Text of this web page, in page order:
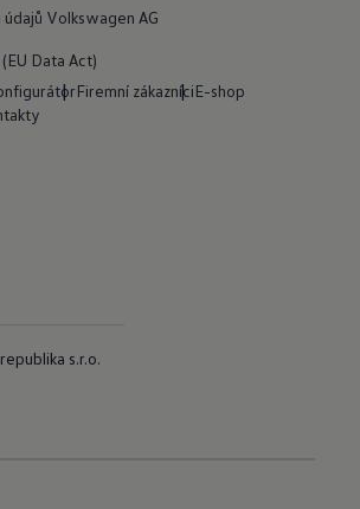
Volkswagen AG
Data Act)
Firemní zákazníciE-shop
s.r.o.